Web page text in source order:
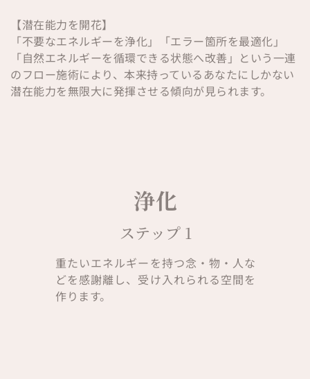
【潜在能力を開花】
「不要なエネルギーを浄化」「エラー箇所を最適化」
「自然エネルギーを循環できる状態へ改善」という一連
のフロー施術により、本来持っているあなたにしかない
潜在能力を無限大に発揮させる傾向が見られます。
浄化
ステップ 1
重たいエネルギーを持つ念・物・人な
どを感謝離し、受け入れられる空間を
作ります。